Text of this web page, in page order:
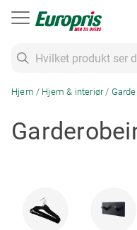
Hjem Hjem & interiør